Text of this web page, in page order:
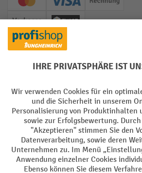
Creditcard (Master)Creditcard (Visa)
Rechnung
Vorkasse Twint
Sprachen
DE FR